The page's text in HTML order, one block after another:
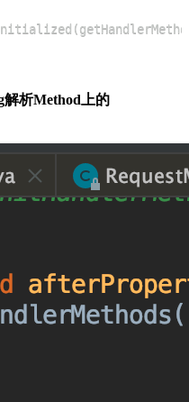
解析Method上的